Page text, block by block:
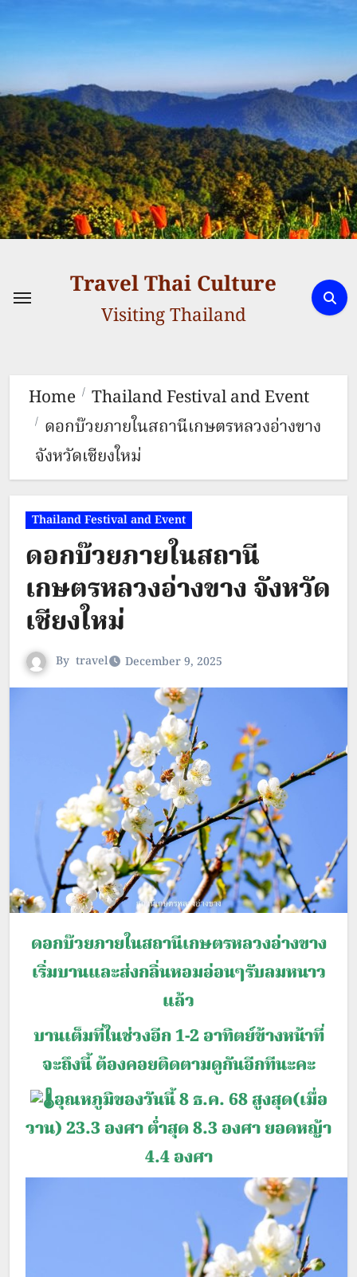
content
Travel Thai Culture
Visiting Thailand
Home
Thailand Festival and Event
ดอกบ๊วยภายในสถานีเกษตรหลวงอ่างขาง
จังหวัดเชียงใหม่
Thailand Festival and Event
ดอกบ๊วยภายในสถานี
เกษตรหลวงอ่างขาง จังหวัด
เชียงใหม่
By travel December 9, 2025
ดอกบ๊วยภายในสถานีเกษตรหลวงอ่างขาง
เริ่มบานและส่งกลิ่นหอมอ่อนๆรับลมหนาว
แล้ว
บานเต็มที่ในช่วงอีก 1-2 อาทิตย์ข้างหน้าที่
จะถึงนี้ ต้องคอยติดตามดูกันอีกทีนะคะ
อุณหภูมิของวันนี้ 8 ธ.ค. 68 สูงสุด(เมื่อ
วาน) 23.3 องศา ต่ำสุด 8.3 องศา ยอดหญ้า
4.4 องศา